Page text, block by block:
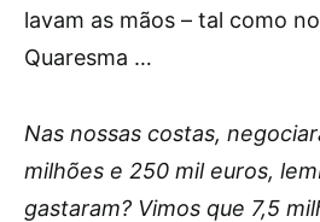
lavam as mãos – tal como
Quaresma …
Nas nossas costas,
milhões e 250 mil euros,
gastaram? Vimos que 7,5